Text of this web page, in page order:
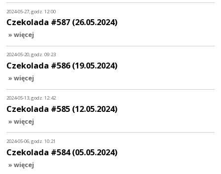
2024-05-27, godz. 12:00
Czekolada #587 (26.05.2024)
» więcej
2024-05-20, godz. 09:23
Czekolada #586 (19.05.2024)
» więcej
2024-05-13, godz. 12:42
Czekolada #585 (12.05.2024)
» więcej
2024-05-06, godz. 10:21
Czekolada #584 (05.05.2024)
» więcej